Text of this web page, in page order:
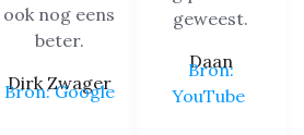
ook nog eens
beter.
Dirk Zwager
Bron: Google
geweest.
Daan
Bron:
YouTube